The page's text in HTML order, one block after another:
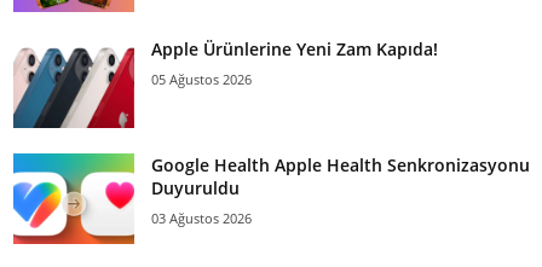
Apple Ürünlerine Yeni Zam Kapıda!
05 Ağustos 2026
Google Health Apple Health Senkronizasyonu
Duyuruldu
03 Ağustos 2026